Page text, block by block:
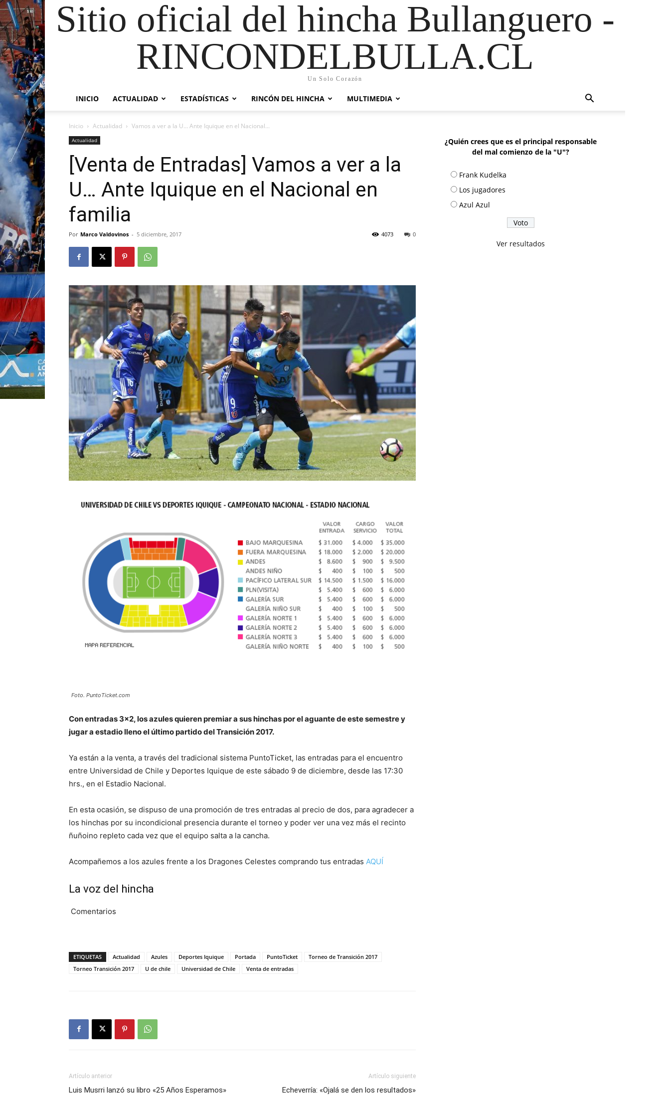
Sitio oficial del hincha Bullanguero -
RINCONDELBULLA.CL
Un Solo Corazón
INICIO ACTUALIDAD ESTADÍSTICAS RINCÓN DEL HINCHA MULTIMEDIA
Inicio Actualidad Vamos a ver a la U… Ante Iquique en el Nacional...
Actualidad
[Venta de Entradas] Vamos a ver a la
U… Ante Iquique en el Nacional en
familia
Por Marco Valdovinos - 5 diciembre, 2017 0
4073
Foto. PuntoTicket.com
Con entradas 3×2, los azules quieren premiar a sus hinchas por el aguante de este semestre y
jugar a estadio lleno el último partido del Transición 2017.
Ya están a la venta, a través del tradicional sistema PuntoTicket, las entradas para el encuentro
entre Universidad de Chile y Deportes Iquique de este sábado 9 de diciembre, desde las 17:30
hrs., en el Estadio Nacional.
En esta ocasión, se dispuso de una promoción de tres entradas al precio de dos, para agradecer a
los hinchas por su incondicional presencia durante el torneo y poder ver una vez más el recinto
ñuñoino repleto cada vez que el equipo salta a la cancha.
Acompañemos a los azules frente a los Dragones Celestes comprando tus entradas AQUÍ
La voz del hincha
Comentarios
ETIQUETAS Actualidad Azules Deportes Iquique Portada PuntoTicket
Torneo de Transición 2017
Torneo Transición 2017
U de chile Universidad de Chile Venta de entradas
Artículo anterior
Luis Musrri lanzó su libro «25 Años Esperamos»
Artículo siguiente
Echeverría: «Ojalá se den los resultados»
¿Quién crees que es el principal responsable
del mal comienzo de la "U"?
Frank Kudelka
Los jugadores
Azul Azul
Ver resultados